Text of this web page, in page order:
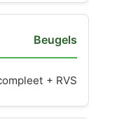
Beugels
+ RVS